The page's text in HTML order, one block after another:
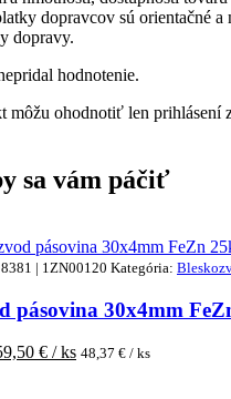
dopravcov sú orientačné a
dopravy.
hodnotenie.
môžu ohodnotiť len prihlásení
sa vám páčiť
| 1ZN00120 Kategória:
pásovina 30x4mm
€ / ks 48,37 € / ks